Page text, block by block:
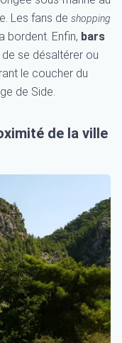
Les fans de shopping
bordent. Enfin, bars
se désaltérer ou
le coucher du
de Side.
de la ville